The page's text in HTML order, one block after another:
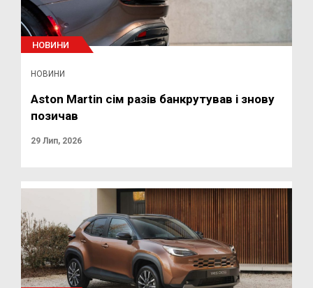
НОВИНИ
НОВИНИ
Aston Martin сім разів банкрутував і знову
позичав
29 Лип, 2026